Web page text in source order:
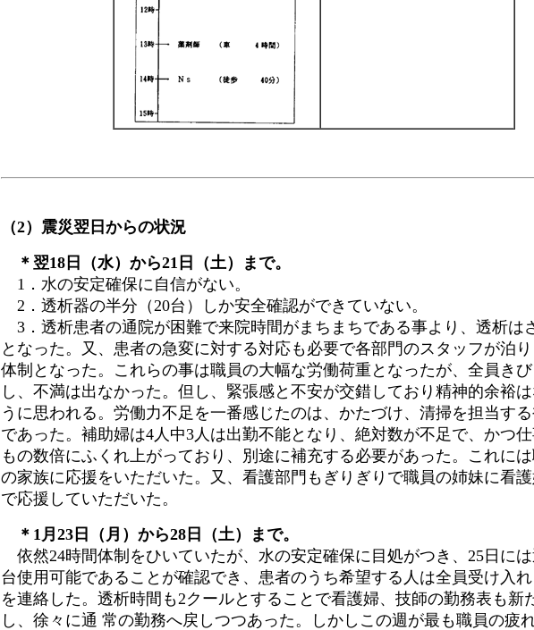
（2）震災翌日からの状況
＊翌18日（水）から21日（土）まで。
1．水の安定確保に自信がない。
2．透析器の半分（20台）しか安全確認ができていない。
3．透析患者の通院が困難で来院時間がまちまちである事より、透析は
となった。又、患者の急変に対する対応も必要で各部門のスタッフが泊
体制となった。これらの事は職員の大幅な労働荷重となったが、全員き
し、不満は出なかった。但し、緊張感と不安が交錯しており精神的余裕
うに思われる。労働力不足を一番感じたのは、かたづけ、清掃を担当す
であった。補助婦は4人中3人は出勤不能となり、絶対数が不足で、かつ
もの数倍にふくれ上がっており、別途に補充する必要があった。これに
の家族に応援をいただいた。又、看護部門もぎりぎりで職員の姉妹に看
で応援していただいた。
＊1月23日（月）から28日（土）まで。
依然24時間体制をひいていたが、水の安定確保に目処がつき、25日に
台使用可能であることが確認でき、患者のうち希望する人は全員受け入れ
を連絡した。透析時間も2クールとすることで看護婦、技師の勤務表も新
し、徐々に通 常の勤務へ戻しつつあった。しかしこの週が最も職員の疲